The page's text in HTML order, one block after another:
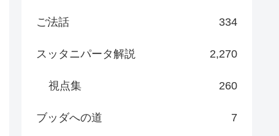
ご法話 334
スッタニパータ解説 2,270
視点集 260
ブッダへの道 7